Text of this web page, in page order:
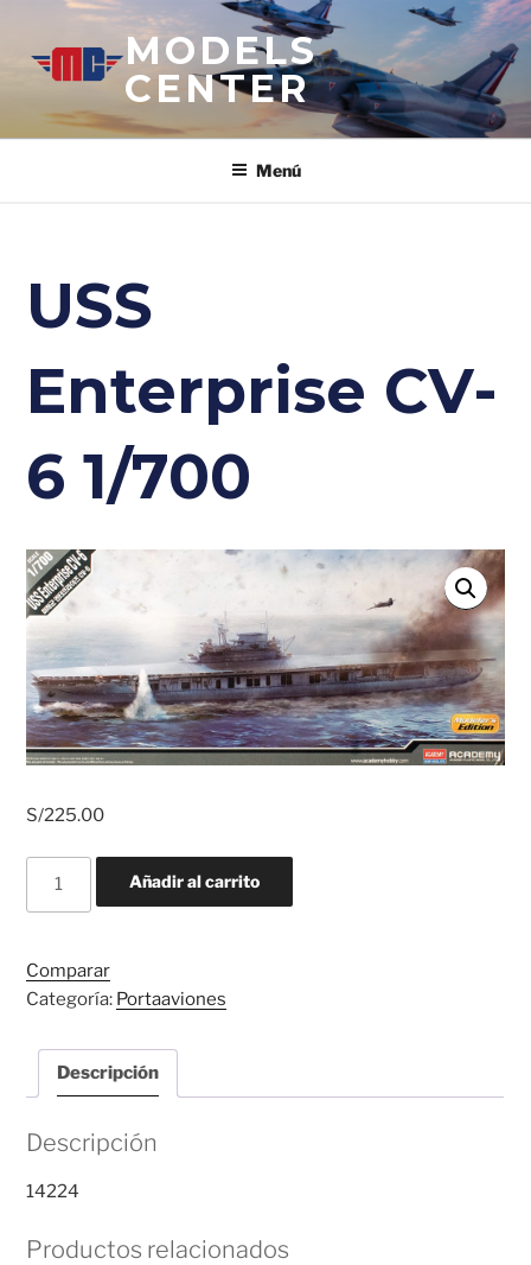
contenido
MODELS
CENTER
Menú
USS
Enterprise CV-
6 1/700
S/225.00
1/700
cantidad
Añadir al carrito
Comparar
Categoría: Portaaviones
Descripción
Descripción
14224
Productos relacionados